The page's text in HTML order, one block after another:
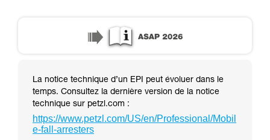
La notice technique d’un EPI peut évoluer dans le
temps. Consultez la dernière version de la notice
technique sur petzl.com :
https://www.petzl.com/US/en/Professional/Mobil
e-fall-arresters